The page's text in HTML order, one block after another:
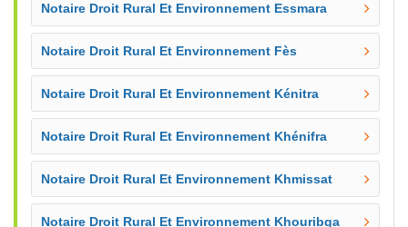
Notaire Droit Rural Et Environnement Essmara
Notaire Droit Rural Et Environnement Fès
Notaire Droit Rural Et Environnement Kénitra
Notaire Droit Rural Et Environnement Khénifra
Notaire Droit Rural Et Environnement Khmissat
Notaire Droit Rural Et Environnement Khouribga